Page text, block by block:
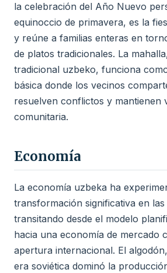
la celebración del Año Nuevo
equinoccio de primavera, es la
y reúne a familias enteras en
de platos tradicionales. La
tradicional uzbeko, funciona
básica donde los vecinos
resuelven conflictos y mantienen
comunitaria.
Economía
La economía uzbeka ha
transformación significativa en las
transitando desde el modelo
hacia una economía de mercado
apertura internacional. El
era soviética dominó la